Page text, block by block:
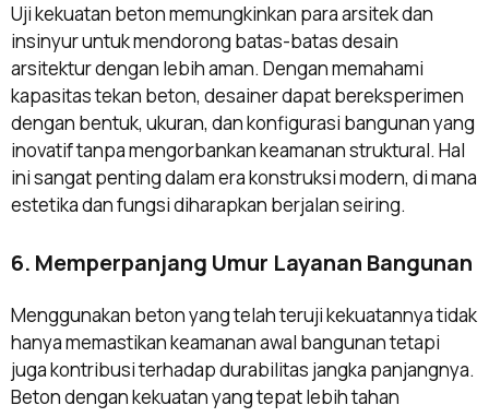
Uji kekuatan beton memungkinkan para arsitek dan
insinyur untuk mendorong batas-batas desain
arsitektur dengan lebih aman. Dengan memahami
kapasitas tekan beton, desainer dapat bereksperimen
dengan bentuk, ukuran, dan konfigurasi bangunan yang
inovatif tanpa mengorbankan keamanan struktural. Hal
ini sangat penting dalam era konstruksi modern, di mana
estetika dan fungsi diharapkan berjalan seiring.
6. Memperpanjang Umur Layanan Bangunan
Menggunakan beton yang telah teruji kekuatannya tidak
hanya memastikan keamanan awal bangunan tetapi
juga kontribusi terhadap durabilitas jangka panjangnya.
Beton dengan kekuatan yang tepat lebih tahan